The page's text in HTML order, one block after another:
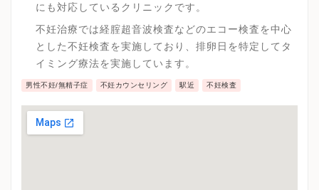
にも対応しているクリニックです。
不妊治療では経腟超音波検査などのエコー検査を中心
とした不妊検査を実施しており、排卵日を特定してタ
イミング療法を実施しています。
男性不妊/無精子症 不妊カウンセリング 駅近 不妊検査